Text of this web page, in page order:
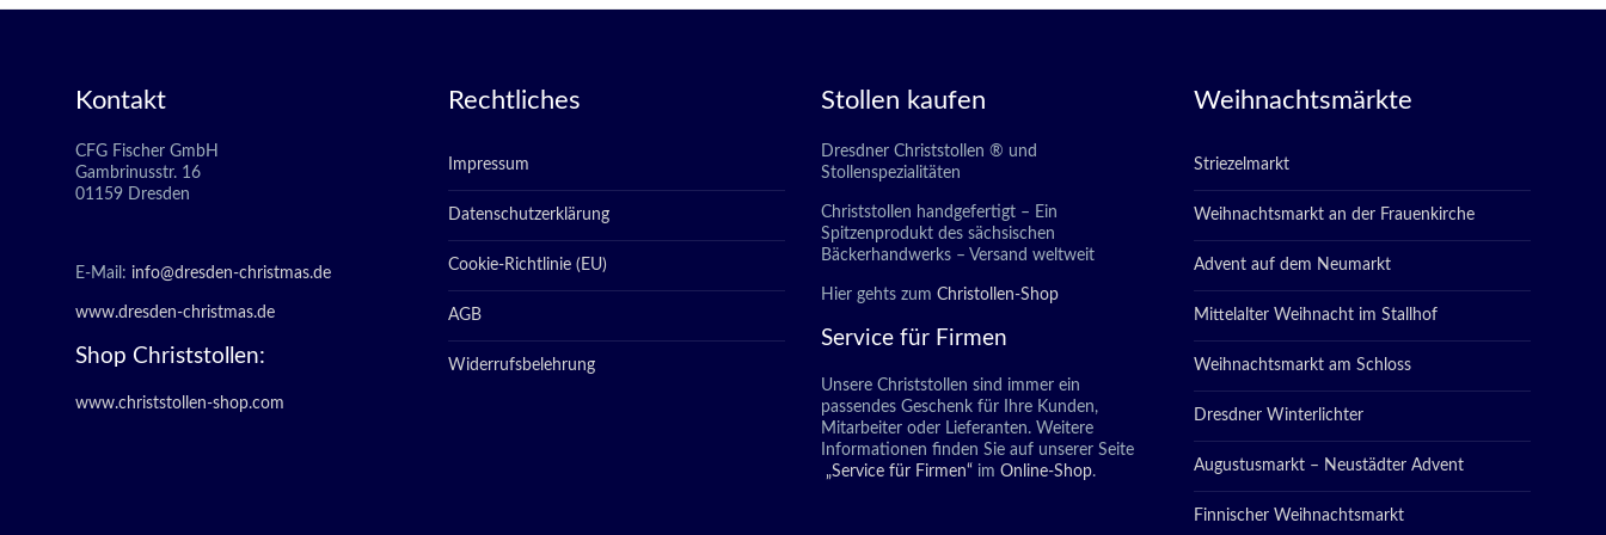
Kontakt
CFG Fischer GmbH
Gambrinusstr. 16
01159 Dresden
E-Mail: info@dresden-christmas.de
www.dresden-christmas.de
Shop Christstollen:
www.christstollen-shop.com
Rechtliches
Impressum
Datenschutzerklärung
Cookie-Richtlinie (EU)
AGB
Widerrufsbelehrung
Stollen kaufen
Dresdner Christstollen ® und
Stollenspezialitäten
Christstollen handgefertigt – Ein
Spitzenprodukt des sächsischen
Bäckerhandwerks – Versand weltweit
Hier gehts zum Christollen-Shop
Service für Firmen
Unsere Christstollen sind immer ein
passendes Geschenk für Ihre Kunden,
Mitarbeiter oder Lieferanten. Weitere
Informationen finden Sie auf unserer Seite
„Service für Firmen“ im Online-Shop.
Weihnachtsmärkte
Striezelmarkt
Weihnachtsmarkt an der Frauenkirche
Advent auf dem Neumarkt
Mittelalter Weihnacht im Stallhof
Weihnachtsmarkt am Schloss
Dresdner Winterlichter
Augustusmarkt – Neustädter Advent
Finnischer Weihnachtsmarkt